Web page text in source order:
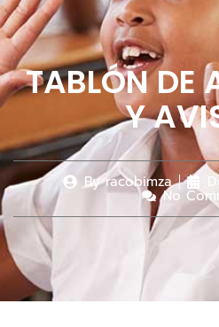
TABLÓN DE
Y
Byracobimza
No